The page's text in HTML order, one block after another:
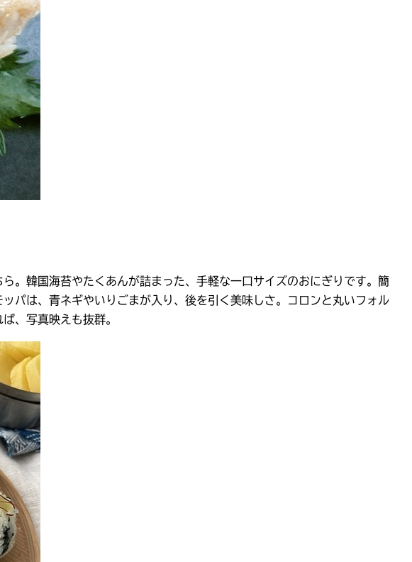
。韓国海苔やたくあんが詰まった、手軽な一口サイズのおにぎりです。簡
パは、青ネギやいりごまが入り、後を引く美味しさ。コロンと丸いフォル
、写真映えも抜群。